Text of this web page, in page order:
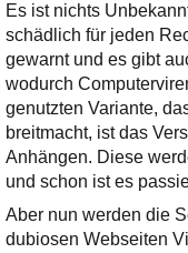
Es ist nichts
schädlich für jeden
gewarnt und es gibt
wodurch
genutzten Variante,
breitmacht, ist das
Anhängen. Diese
und schon ist es
Aber nun werden die
dubiosen Webseiten
Email für Sie
bereithält!
Wie z.B.
GMail,
oder auch
KuNoMail, usw.
Ihre E-Mail
E-Mail